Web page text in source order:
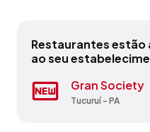
Restaurantes
ao seu
Churrascaria
Castanhal - PA
Gran Society
Tucuruí - PA
Pousada E
São Caetano de
Restaurante
Vigia - PA
Restaurante
Salinópolis - PA
Restaurante
Vigia - PA
Restaurante
Goianésia do Pará -
Route 66
Colares - PA
Sabor Do Açaí
Canaã dos Carajás -
Solar Da Beira
Augusto Corrêa - PA